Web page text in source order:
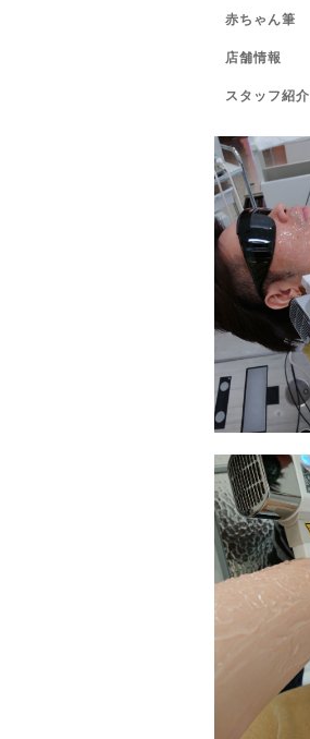
赤ちゃん筆
店舗情報
スタッフ紹介